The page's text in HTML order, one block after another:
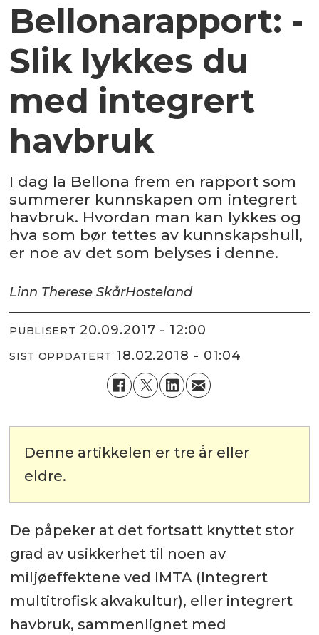
Bellonarapport: -
Slik lykkes du
med integrert
havbruk
I dag la Bellona frem en rapport som
summerer kunnskapen om integrert
havbruk. Hvordan man kan lykkes og
hva som bør tettes av kunnskapshull,
er noe av det som belyses i denne.
Linn Therese SkårHosteland
PUBLISERT 20.09.2017 - 12:00
SIST OPPDATERT 18.02.2018 - 01:04
Denne artikkelen er tre år eller
eldre.
De påpeker at det fortsatt knyttet stor
grad av usikkerhet til noen av
miljøeffektene ved IMTA (Integrert
multitrofisk akvakultur), eller integrert
havbruk, sammenlignet med